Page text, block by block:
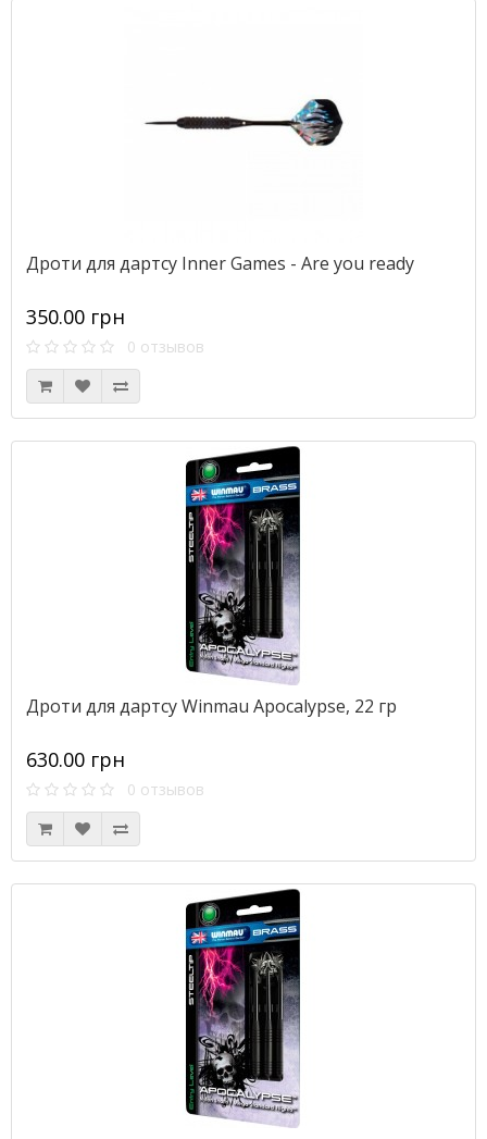
Дроти для дартсу Inner Games - Are you ready
350.00 грн
0 отзывов
Дроти для дартсу Winmau Apocalypse, 22 гр
630.00 грн
0 отзывов